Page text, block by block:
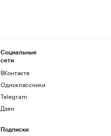
Социальные
сети
ВКонтакте
Одноклассники
Telegram
Дзен
Подписки